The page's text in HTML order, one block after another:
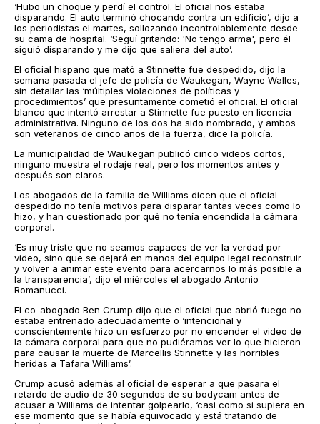
‘Hubo un choque y perdí el control. El oficial nos estaba
disparando. El auto terminó chocando contra un edificio’, dijo a
los periodistas el martes, sollozando incontrolablemente desde
su cama de hospital. ‘Seguí gritando: 'No tengo arma', pero él
siguió disparando y me dijo que saliera del auto’.
El oficial hispano que mató a Stinnette fue despedido, dijo la
semana pasada el jefe de policía de Waukegan, Wayne Walles,
sin detallar las ‘múltiples violaciones de políticas y
procedimientos’ que presuntamente cometió el oficial. El oficial
blanco que intentó arrestar a Stinnette fue puesto en licencia
administrativa. Ninguno de los dos ha sido nombrado, y ambos
son veteranos de cinco años de la fuerza, dice la policía.
La municipalidad de Waukegan publicó cinco videos cortos,
ninguno muestra el rodaje real, pero los momentos antes y
después son claros.
Los abogados de la familia de Williams dicen que el oficial
despedido no tenía motivos para disparar tantas veces como lo
hizo, y han cuestionado por qué no tenía encendida la cámara
corporal.
‘Es muy triste que no seamos capaces de ver la verdad por
video, sino que se dejará en manos del equipo legal reconstruir
y volver a animar este evento para acercarnos lo más posible a
la transparencia’, dijo el miércoles el abogado Antonio
Romanucci.
El co-abogado Ben Crump dijo que el oficial que abrió fuego no
estaba entrenado adecuadamente o ‘intencional y
conscientemente hizo un esfuerzo por no encender el video de
la cámara corporal para que no pudiéramos ver lo que hicieron
para causar la muerte de Marcellis Stinnette y las horribles
heridas a Tafara Williams’.
Crump acusó además al oficial de esperar a que pasara el
retardo de audio de 30 segundos de su bodycam antes de
acusar a Williams de intentar golpearlo, ‘casi como si supiera en
ese momento que se había equivocado y está tratando de